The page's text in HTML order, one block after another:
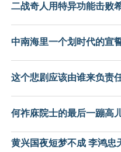
二战奇人用特异功能击败
中南海里一个划时代的宣
这个悲剧应该由谁来负责
何祚庥院士的最后一蹦高
黄兴国夜短梦不成 李鸿忠